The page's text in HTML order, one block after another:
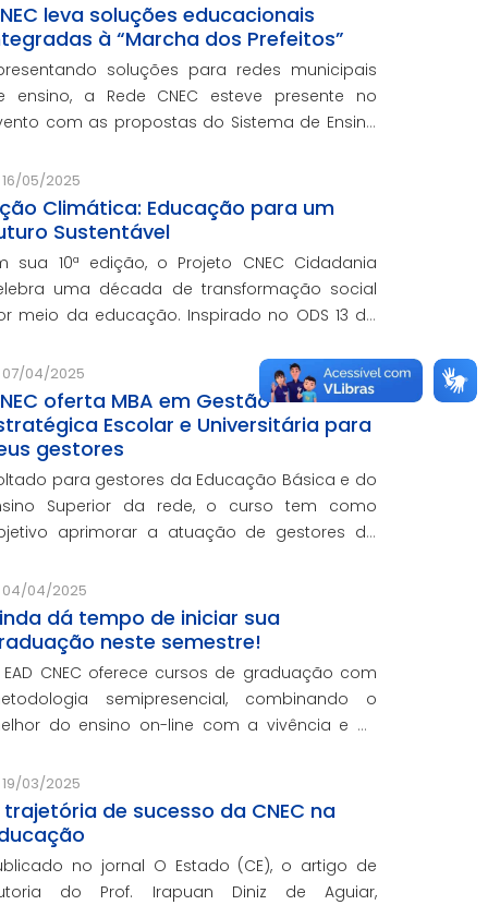
leva soluções educacionais
à “Marcha dos Prefeitos”
soluções para redes municipais
ensino, a Rede CNEC esteve presente no
com as propostas do Sistema de Ensino
serviços de gestão escolar e parcerias
prefeituras durante e
16/05/2025
Climática: Educação para um
Sustentável
sua 10ª edição, o Projeto CNEC Cidadania
uma década de transformação social
meio da educação. Inspirado no ODS 13 da
e na promoção da sustentabilidade.
07/04/2025
oferta MBA em Gestão
Escolar e Universitária para
gestores
para gestores da Educação Básica e do
Superior da rede, o curso tem como
aprimorar a atuação de gestores da
em serviço da instituição, contando
o oferecimento gratuito da Re
04/04/2025
dá tempo de iniciar sua
neste semestre!
EAD CNEC oferece cursos de graduação com
semipresencial, combinando o
do ensino on-line com a vivência e as
19/03/2025
trajetória de sucesso da CNEC na
no jornal O Estado (CE), o artigo de
do Prof. Irapuan Diniz de Aguiar,